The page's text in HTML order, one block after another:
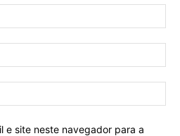
e site neste navegador para a